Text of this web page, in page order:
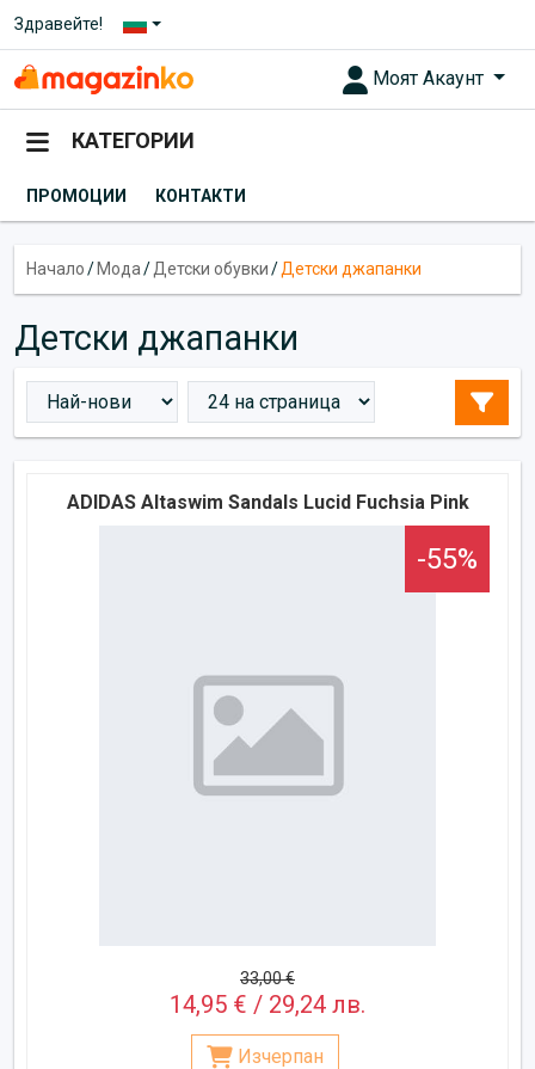
Здравейте!
Моят Акаунт
КАТЕГОРИИ
ПРОМОЦИИ КОНТАКТИ
Начало/ Мода/Детски обувки/Детски джапанки
Детски джапанки
ADIDAS Altaswim Sandals Lucid Fuchsia Pink
-55%
33,00 €
14,95 € / 29,24 лв.
Изчерпан